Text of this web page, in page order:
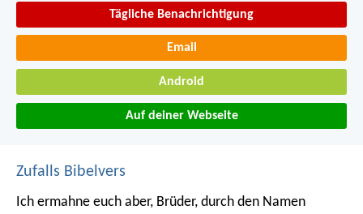
Tägliche Benachrichtigung
Email
Android
Auf deiner Webseite
Zufalls Bibelvers
Ich ermahne euch aber, Brüder, durch den Namen